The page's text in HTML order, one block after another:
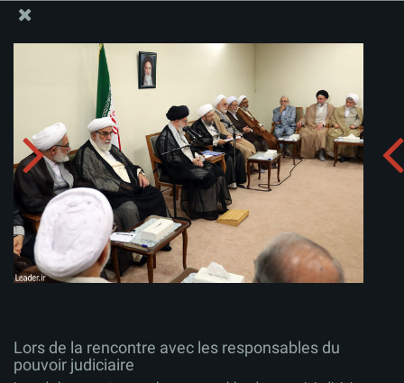
Lors de la rencontre avec les responsables du pouvoir
judiciaire
Télécharger l'album:
Lors de la rencontre avec les responsables du
pouvoir judiciaire